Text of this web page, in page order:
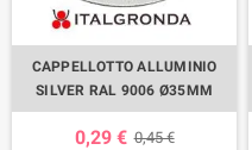
CAPPELLOTTO ALLUMINIO
SILVER RAL 9006 Ø35MM
0,29 € 0,45 €